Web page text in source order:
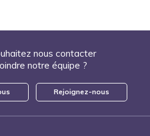
nous contacter
notre équipe ?
Rejoignez-nous